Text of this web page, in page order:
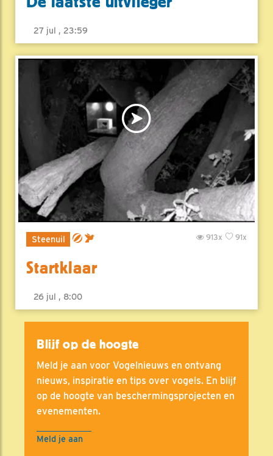
27 jul , 23:59
Steenuil 91x
913x
Startklaar
26 jul , 8:00
Blijf op de hoogte
Meld je aan voor Vogelnieuws en ontvang
nieuws, inspiratie en tips over vogels. En blijf
op de hoogte van beschermingsprojecten en
evenementen.
Meld je aan